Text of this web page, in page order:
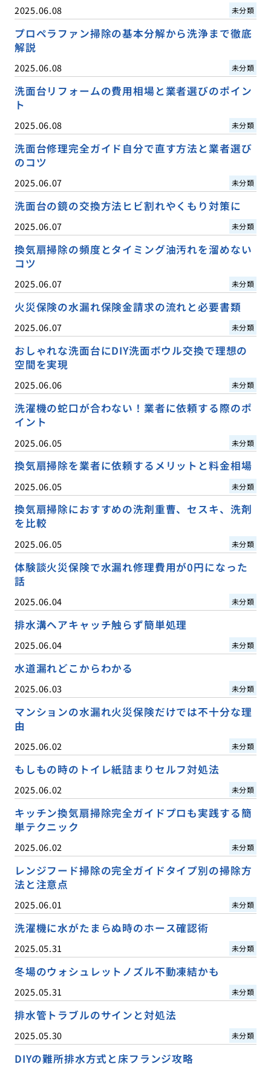
2025.06.08 未分類
プロペラファン掃除の基本分解から洗浄まで徹底
解説
2025.06.08 未分類
洗面台リフォームの費用相場と業者選びのポイン
ト
2025.06.08 未分類
洗面台修理完全ガイド自分で直す方法と業者選び
のコツ
2025.06.07 未分類
洗面台の鏡の交換方法ヒビ割れやくもり対策に
2025.06.07 未分類
換気扇掃除の頻度とタイミング油汚れを溜めない
コツ
2025.06.07 未分類
火災保険の水漏れ保険金請求の流れと必要書類
2025.06.07 未分類
おしゃれな洗面台にDIY洗面ボウル交換で理想の
空間を実現
2025.06.06 未分類
洗濯機の蛇口が合わない！業者に依頼する際のポ
イント
2025.06.05 未分類
換気扇掃除を業者に依頼するメリットと料金相場
2025.06.05 未分類
換気扇掃除におすすめの洗剤重曹、セスキ、洗剤
を比較
2025.06.05 未分類
体験談火災保険で水漏れ修理費用が0円になった
話
2025.06.04 未分類
排水溝ヘアキャッチ触らず簡単処理
2025.06.04 未分類
水道漏れどこからわかる
2025.06.03 未分類
マンションの水漏れ火災保険だけでは不十分な理
由
2025.06.02 未分類
もしもの時のトイレ紙詰まりセルフ対処法
2025.06.02 未分類
キッチン換気扇掃除完全ガイドプロも実践する簡
単テクニック
2025.06.02 未分類
レンジフード掃除の完全ガイドタイプ別の掃除方
法と注意点
2025.06.01 未分類
洗濯機に水がたまらぬ時のホース確認術
2025.05.31 未分類
冬場のウォシュレットノズル不動凍結かも
2025.05.31 未分類
排水管トラブルのサインと対処法
2025.05.30 未分類
DIYの難所排水方式と床フランジ攻略